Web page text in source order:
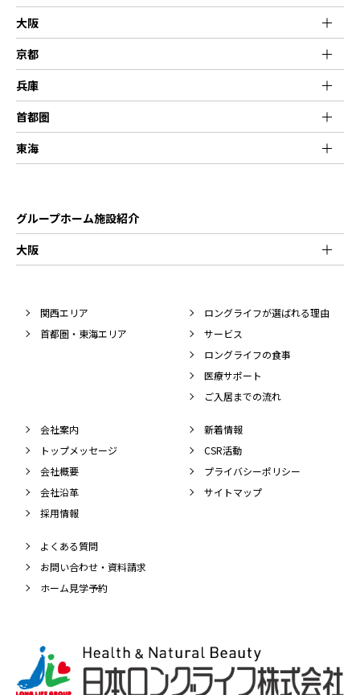
大阪
京都
兵庫
首都圏
東海
グループホーム施設紹介
大阪
関西エリア
首都圏・東海エリア
ロングライフが選ばれる理由
サービス
ロングライフの食事
医療サポート
ご入居までの流れ
会社案内
トップメッセージ
会社概要
会社沿革
採用情報
新着情報
CSR活動
プライバシーポリシー
サイトマップ
よくある質問
お問い合わせ・資料請求
ホーム見学予約